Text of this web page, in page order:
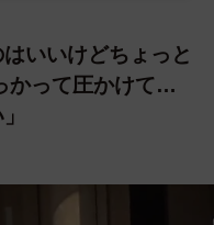
いいけどちょっと
かって圧かけて…